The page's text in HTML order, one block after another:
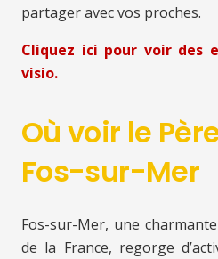
partager avec vos proches.
Cliquez ici pour voir des
visio.
Où voir le
Fos-sur-Mer
Fos-sur-Mer, une
de la France, regorge